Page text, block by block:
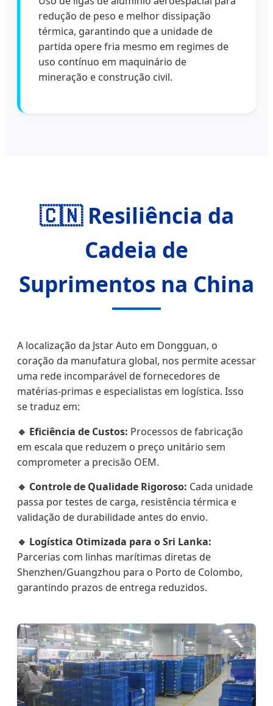
redução de peso e melhor dissipação
térmica, garantindo que a unidade de
partida opere fria mesmo em regimes de
uso contínuo em maquinário de
mineração e construção civil.
🇨🇳 Resiliência da
Cadeia de
Suprimentos na China
A localização da Jstar Auto em Dongguan, o
coração da manufatura global, nos permite acessar
uma rede incomparável de fornecedores de
matérias-primas e especialistas em logística. Isso
se traduz em:
🔹 Eficiência de Custos: Processos de fabricação
em escala que reduzem o preço unitário sem
comprometer a precisão OEM.
🔹 Controle de Qualidade Rigoroso: Cada unidade
passa por testes de carga, resistência térmica e
validação de durabilidade antes do envio.
🔹 Logística Otimizada para o Sri Lanka:
Parcerias com linhas marítimas diretas de
Shenzhen/Guangzhou para o Porto de Colombo,
garantindo prazos de entrega reduzidos.